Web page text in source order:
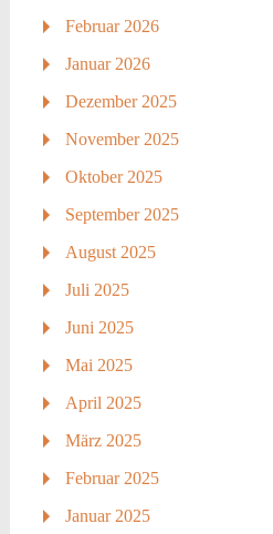
Februar 2026
Januar 2026
Dezember 2025
November 2025
Oktober 2025
September 2025
August 2025
Juli 2025
Juni 2025
Mai 2025
April 2025
März 2025
Februar 2025
Januar 2025